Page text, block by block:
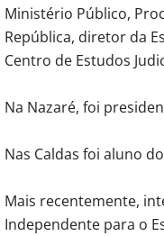
Ministério Público,
República, diretor da
Centro de Estudos
Na Nazaré, foi
Nas Caldas foi aluno
Mais recentemente,
Independente para o